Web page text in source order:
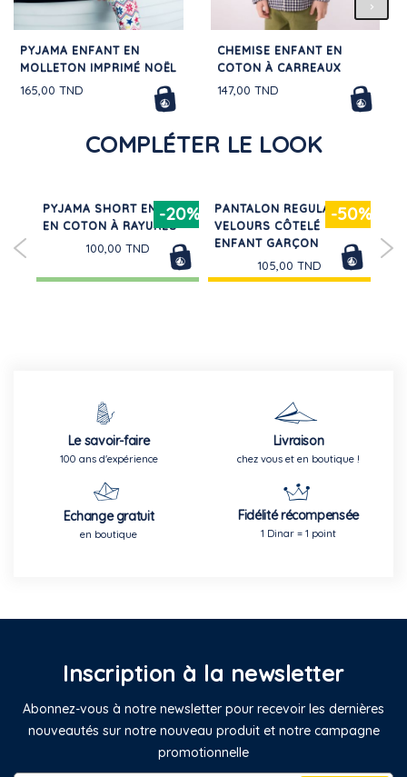
PYJAMA ENFANT EN
MOLLETON IMPRIMÉ NOËL
165,00 TND
CHEMISE ENFANT EN
COTON À CARREAUX
147,00 TND
COMPLÉTER LE LOOK
-20%
PYJAMA SHORT ENFANT
EN COTON À RAYURES
100,00 TND
-50%
PANTALON REGULAR EN
VELOURS CÔTELÉ
ENFANT GARÇON
105,00 TND
Le savoir-faire
100 ans d'expérience
Livraison
chez vous et en boutique !
Echange gratuit
en boutique
Fidélité récompensée
1 Dinar = 1 point
Inscription à la newsletter
Abonnez-vous à notre newsletter pour recevoir les dernières
nouveautés sur notre nouveau produit et notre campagne
promotionnelle